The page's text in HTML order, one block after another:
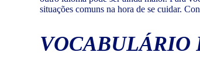
situações comuns na hora de se cuidar.
VOCABULÁRIO